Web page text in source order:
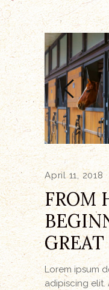
April 11, 2018
FROM
Lorem ipsum
adipiscing